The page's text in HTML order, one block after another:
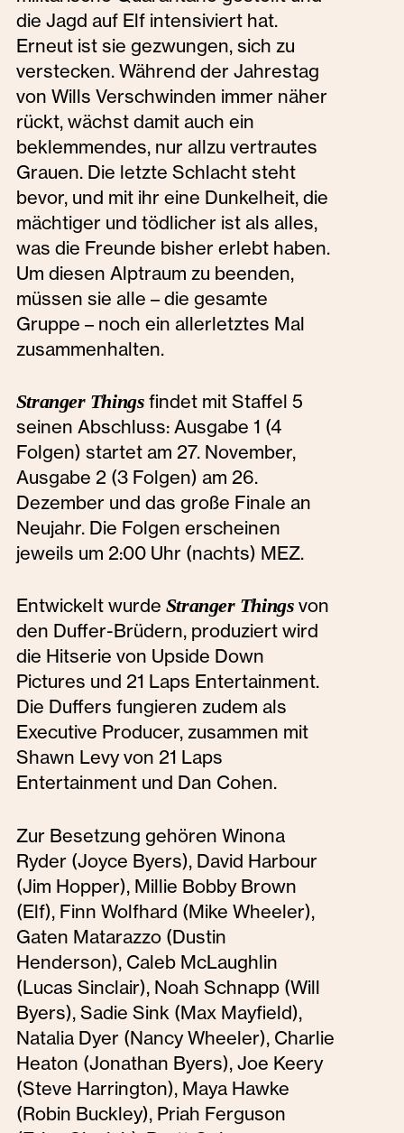
die Jagd auf Elf intensiviert hat.
Erneut ist sie gezwungen, sich zu
verstecken. Während der Jahrestag
von Wills Verschwinden immer näher
rückt, wächst damit auch ein
beklemmendes, nur allzu vertrautes
Grauen. Die letzte Schlacht steht
bevor, und mit ihr eine Dunkelheit, die
mächtiger und tödlicher ist als alles,
was die Freunde bisher erlebt haben.
Um diesen Alptraum zu beenden,
müssen sie alle – die gesamte
Gruppe – noch ein allerletztes Mal
zusammenhalten.
Stranger Things findet mit Staffel 5
seinen Abschluss: Ausgabe 1 (4
Folgen) startet am 27. November,
Ausgabe 2 (3 Folgen) am 26.
Dezember und das große Finale an
Neujahr. Die Folgen erscheinen
jeweils um 2:00 Uhr (nachts) MEZ.
Entwickelt wurde Stranger Things von
den Duffer-Brüdern, produziert wird
die Hitserie von Upside Down
Pictures und 21 Laps Entertainment.
Die Duffers fungieren zudem als
Executive Producer, zusammen mit
Shawn Levy von 21 Laps
Entertainment und Dan Cohen.
Zur Besetzung gehören Winona
Ryder (Joyce Byers), David Harbour
(Jim Hopper), Millie Bobby Brown
(Elf), Finn Wolfhard (Mike Wheeler),
Gaten Matarazzo (Dustin
Henderson), Caleb McLaughlin
(Lucas Sinclair), Noah Schnapp (Will
Byers), Sadie Sink (Max Mayfield),
Natalia Dyer (Nancy Wheeler), Charlie
Heaton (Jonathan Byers), Joe Keery
(Steve Harrington), Maya Hawke
(Robin Buckley), Priah Ferguson